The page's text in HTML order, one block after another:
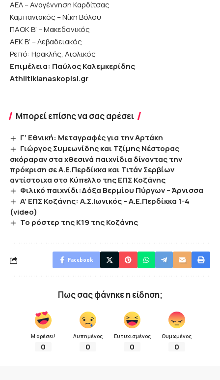
ΑΕΛ – Αναγέννηση Καρδίτσας
Καμπανιακός – Νίκη Βόλου
ΠΑΟΚ Β’ – Μακεδονικός
ΑΕΚ Β’ – Λεβαδειακός
Ρεπό: Ηρακλής, Αιολικός
Eπιμέλεια: Παύλος Καλεμκερίδης
Athlitikianaskopisi.gr
Μπορεί επίσης να σας αρέσει
Γ’ Εθνική: Μεταγραφές για την Αρτάκη
Γιώργος Συμεωνίδης και Τζίμης Νέστορας
σκόραραν στα χθεσινά παιχνίδια δίνοντας την
πρόκριση σε Α.Ε.Περδίκκα και Τιτάν Σερβίων
αντίστοιχα στο Κύπελλο της ΕΠΣ Κοζάνης
Φιλικό παιχνίδι:Δόξα Βερμίου Πύργων – Άρνισσα
A’ EΠΣ Κοζάνης: Α.Σ.Ιωνικός – Α.Ε.Περδίκκα 1-4
(video)
Το ρόστερ της Κ19 της Κοζάνης
Facebook
Πως σας φάνηκε η είδηση;
Μ αρέσει!
0
Λυπημένος
0
Ευτυχισμένος
0
Θυμωμένος
0